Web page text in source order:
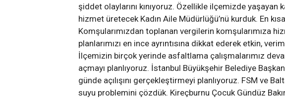
şiddet olaylarını kınıyoruz. Özellikle ilçemizde yaşayan
hizmet üretecek Kadın Aile Müdürlüğü’nü kurduk. En
Komşularımızdan toplanan vergilerin komşularımıza
planlarımızı en ince ayrıntısına dikkat ederek etkin,
İlçemizin birçok yerinde asfaltlama çalışmalarımız
açmayı planlıyoruz. İstanbul Büyükşehir Belediye
günde açılışını gerçekleştirmeyi planlıyoruz. FSM ve
suyu problemini çözdük. Kireçburnu Çocuk Gündüz